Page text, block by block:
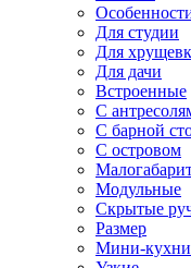
Для студии
Для
Для дачи
Встроенные
С
С барной
С островом
Модульные
Скрытые
Размер
Мини-кухни